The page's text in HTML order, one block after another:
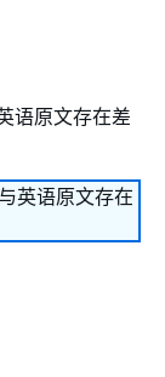
语原文存在差
英语原文存在